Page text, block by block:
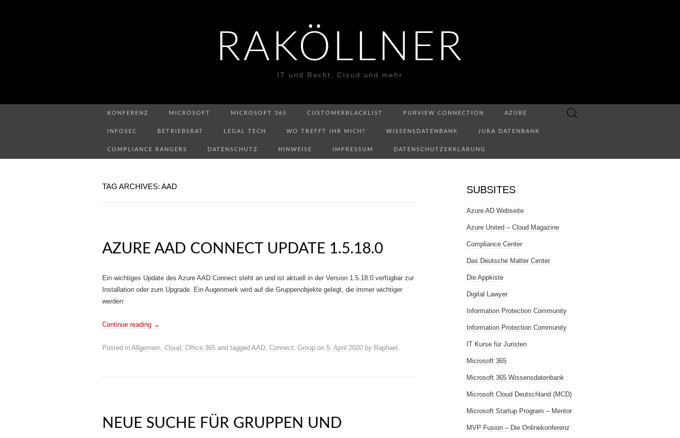
RAKÖLLNER
IT und Recht, Cloud und mehr
KONFERENZ MICROSOFT MICROSOFT 365 CUSTOMERBLACKLIST PURVIEW CONNECTION AZURE
INFOSEC BETRIEBSRAT LEGAL TECH WO TREFFT IHR MICH? WISSENSDATENBANK JURA DATENBANK
COMPLIANCE RANGERS DATENSCHUTZ HINWEISE IMPRESSUM DATENSCHUTZERKLÄRUNG
Suchen
TAG ARCHIVES: AAD
AZURE AAD CONNECT UPDATE 1.5.18.0
Ein wichtiges Update des Azure AAD Connect steht an und ist aktuell in der Version 1.5.18.0 verfügbar zur
Installation oder zum Upgrade. Ein Augenmerk wird auf die Gruppenobjekte gelegt, die immer wichtiger
werden:
Continue reading →
Posted in Allgemein, Cloud, Office 365 and tagged AAD, Connect, Group on 5. April 2020 by Raphael .
NEUE SUCHE FÜR GRUPPEN UND
SUBSITES
Azure AD Webseite
Azure United – Cloud Magazine
Compliance Center
Das Deutsche Matter Center
Die Appkiste
Digital Lawyer
Information Protection Community
Information Protection Community
IT Kurse für Juristen
Microsoft 365
Microsoft 365 Wissensdatenbank
Microsoft Cloud Deutschland (MCD)
Microsoft Startup Program – Mentor
MVP Fusion – Die Onlinekonferenz